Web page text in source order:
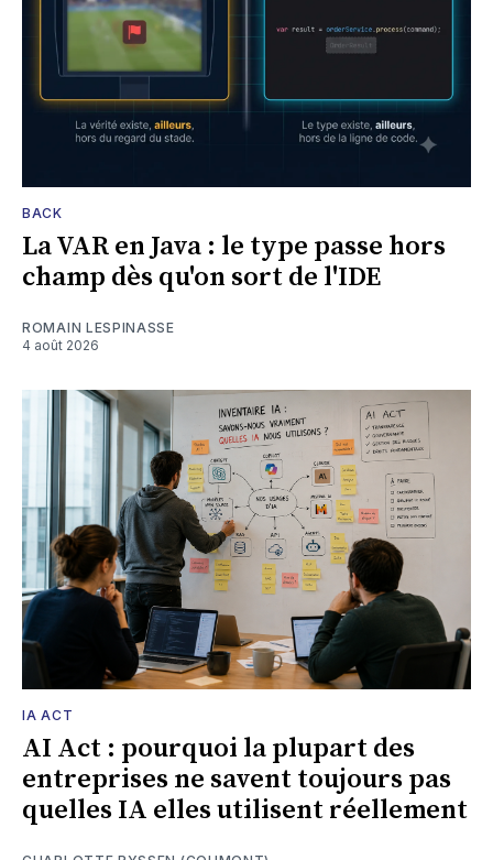
BACK
La VAR en Java : le type passe hors
champ dès qu'on sort de l'IDE
ROMAIN LESPINASSE
4 août 2026
IA ACT
AI Act : pourquoi la plupart des
entreprises ne savent toujours pas
quelles IA elles utilisent réellement